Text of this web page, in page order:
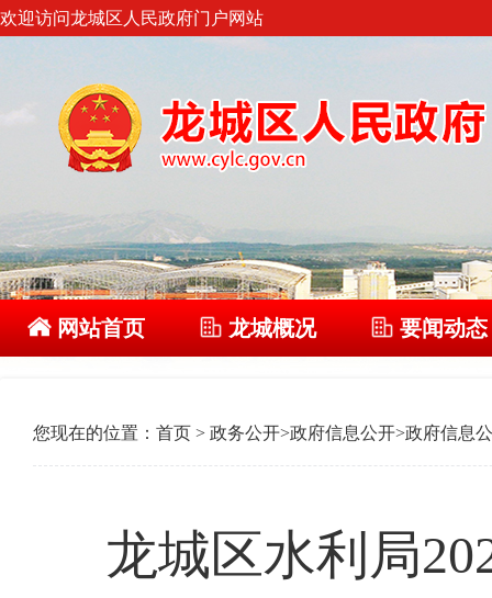
欢迎访问龙城区人民政府门户网站
网站首页 龙城概况 要闻动态
您现在的位置： 首页 > 政务公开>政府信息公开>政府信息
龙城区水利局